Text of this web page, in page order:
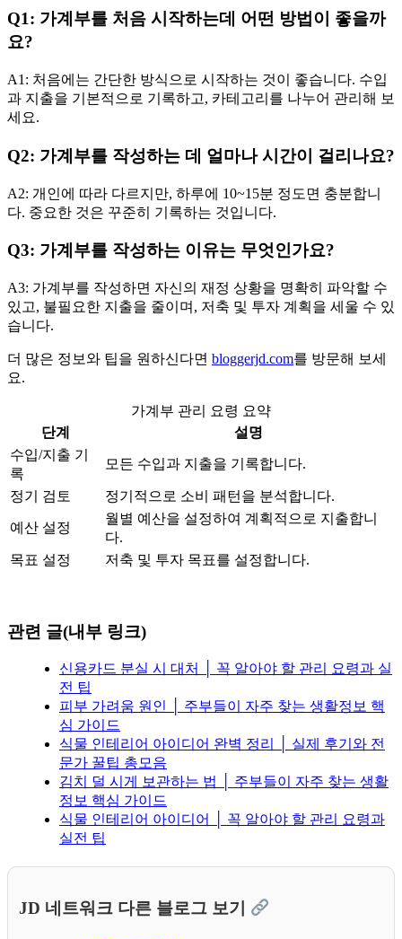
Q1: 가계부를 처음 시작하는데 어떤 방법이 좋을까
요?
A1: 처음에는 간단한 방식으로 시작하는 것이 좋습니다. 수입
과 지출을 기본적으로 기록하고, 카테고리를 나누어 관리해 보
세요.
Q2: 가계부를 작성하는 데 얼마나 시간이 걸리나요?
A2: 개인에 따라 다르지만, 하루에 10~15분 정도면 충분합니
다. 중요한 것은 꾸준히 기록하는 것입니다.
Q3: 가계부를 작성하는 이유는 무엇인가요?
A3: 가계부를 작성하면 자신의 재정 상황을 명확히 파악할 수
있고, 불필요한 지출을 줄이며, 저축 및 투자 계획을 세울 수 있
습니다.
더 많은 정보와 팁을 원하신다면 bloggerjd.com를 방문해 보세
요.
가계부 관리 요령 요약
단계
설명
수입/지출 기
록
모든 수입과 지출을 기록합니다.
정기 검토 정기적으로 소비 패턴을 분석합니다.
예산 설정
월별 예산을 설정하여 계획적으로 지출합니
다.
목표 설정
저축 및 투자 목표를 설정합니다.
관련 글(내부 링크)
신용카드 분실 시 대처 │ 꼭 알아야 할 관리 요령과 실
전 팁
피부 가려움 원인 │ 주부들이 자주 찾는 생활정보 핵
심 가이드
식물 인테리어 아이디어 완벽 정리 │ 실제 후기와 전
문가 꿀팁 총모음
김치 덜 시게 보관하는 법 │ 주부들이 자주 찾는 생활
정보 핵심 가이드
식물 인테리어 아이디어 │ 꼭 알아야 할 관리 요령과
실전 팁
JD 네트워크 다른 블로그 보기